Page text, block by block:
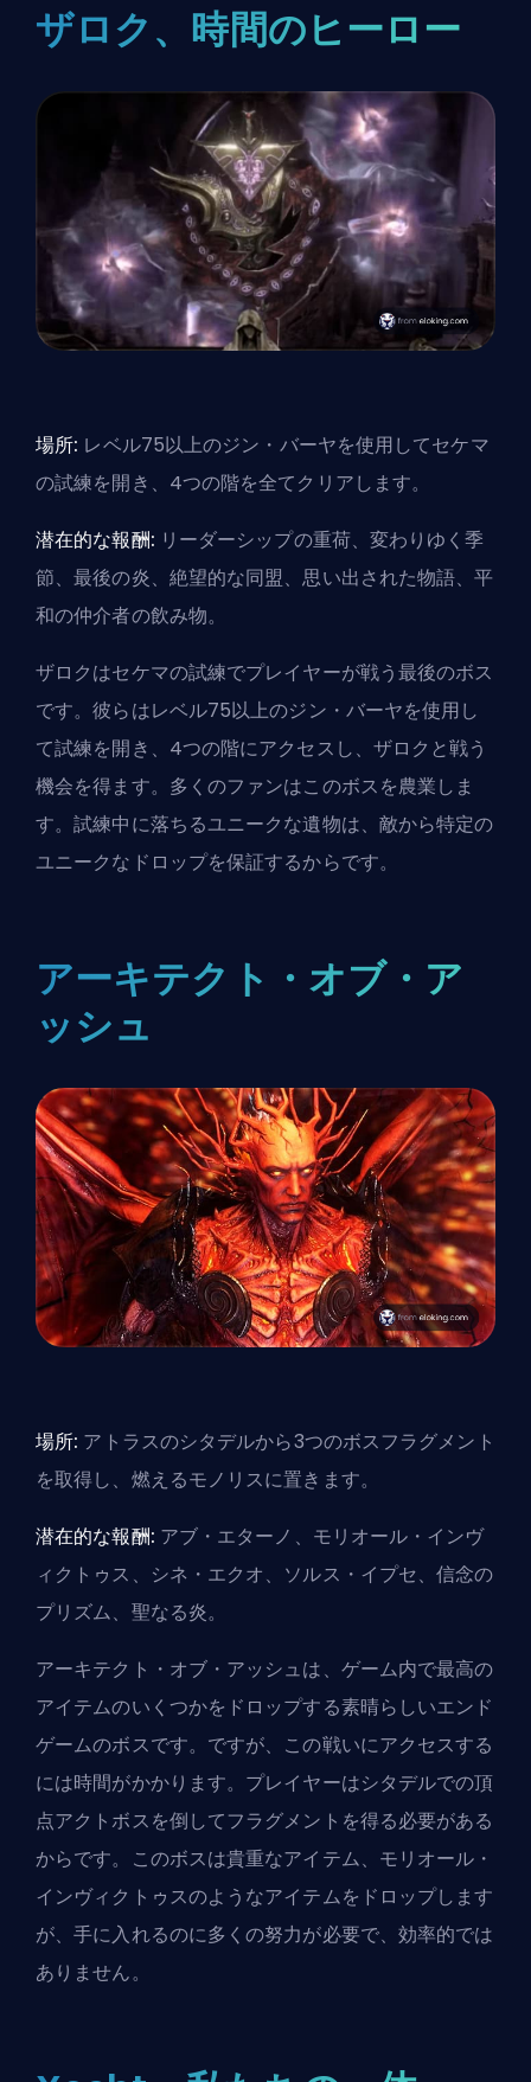
ザロク、時間のヒーロー
場所: レベル75以上のジン・バーヤを使用してセケマ
の試練を開き、4つの階を全てクリアします。
潜在的な報酬: リーダーシップの重荷、変わりゆく季
節、最後の炎、絶望的な同盟、思い出された物語、平
和の仲介者の飲み物。
ザロクはセケマの試練でプレイヤーが戦う最後のボス
です。彼らはレベル75以上のジン・バーヤを使用し
て試練を開き、4つの階にアクセスし、ザロクと戦う
機会を得ます。多くのファンはこのボスを農業しま
す。試練中に落ちるユニークな遺物は、敵から特定の
ユニークなドロップを保証するからです。
アーキテクト・オブ・ア
ッシュ
場所: アトラスのシタデルから3つのボスフラグメント
を取得し、燃えるモノリスに置きます。
潜在的な報酬: アブ・エターノ、モリオール・インヴ
ィクトゥス、シネ・エクオ、ソルス・イプセ、信念の
プリズム、聖なる炎。
アーキテクト・オブ・アッシュは、ゲーム内で最高の
アイテムのいくつかをドロップする素晴らしいエンド
ゲームのボスです。ですが、この戦いにアクセスする
には時間がかかります。プレイヤーはシタデルでの頂
点アクトボスを倒してフラグメントを得る必要がある
からです。このボスは貴重なアイテム、モリオール・
インヴィクトゥスのようなアイテムをドロップします
が、手に入れるのに多くの努力が必要で、効率的では
ありません。